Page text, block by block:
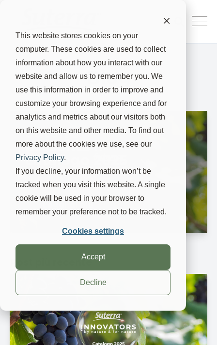
This website stores cookies on your
computer. These cookies are used to collect
information about how you interact with our
website and allow us to remember you. We
use this information in order to improve and
customize your browsing experience and for
analytics and metrics about our visitors both
on this website and other media. To find out
more about the cookies we use, see our
Privacy Policy.
If you decline, your information won’t be
tracked when you visit this website. A single
cookie will be used in your browser to
remember your preference not to be tracked.
Cookies settings
Accept
Decline
Blog
Suterra
presenta il
catalogo 2025
Leggi di più
Post più recente